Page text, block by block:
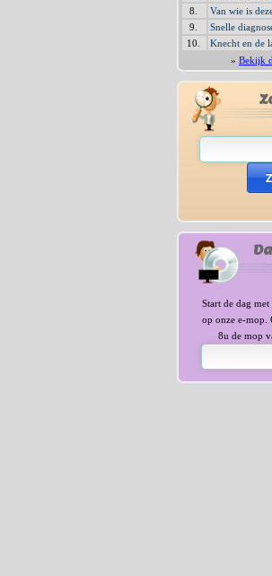
8.
Van wie is
9.
Snelle
10.
Knecht en de
» Bekijk
Start de dag
op onze e-mop.
8u de mop